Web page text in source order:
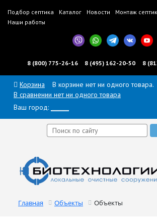
Подбор септика Каталог Новости Монтаж
Наши работы
8 (800) 775-26-16 8 (495) 162-20-50 8
Корзина
В корзине нет ни одного товара.
В сравнении нет ни одного товара
Ваш город:
Главная Объекты Объекты